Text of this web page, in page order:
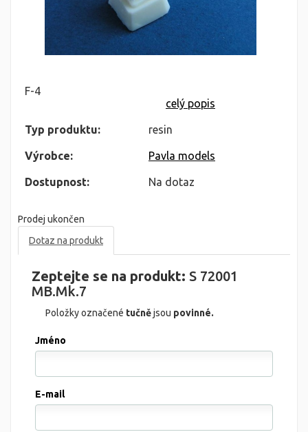
F-4
celý popis
Typ produktu: resin
Výrobce: Pavla models
Dostupnost: Na dotaz
Prodej ukončen
Dotaz na produkt
Zeptejte se na produkt: S 72001
MB.Mk.7
Položky označené tučnějsou povinné.
Jméno
E-mail